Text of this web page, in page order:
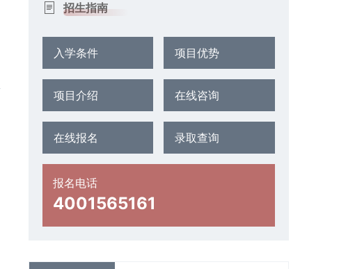
招生指南
入学条件 项目优势
项目介绍 在线咨询
在线报名 录取查询
报名电话
4001565161